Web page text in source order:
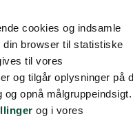
cookies og indsamle
browser til statistiske
til vores
og tilgår oplysninger på
opnå målgruppeindsigt.
og i vores
overskud til